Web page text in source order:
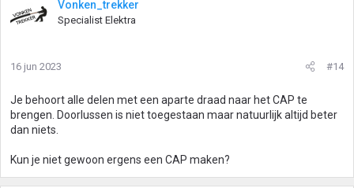
Vonken_trekker
Specialist Elektra
16 jun 2023 #14
Je behoort alle delen met een aparte draad naar het CAP te
brengen. Doorlussen is niet toegestaan maar natuurlijk altijd beter
dan niets.
Kun je niet gewoon ergens een CAP maken?